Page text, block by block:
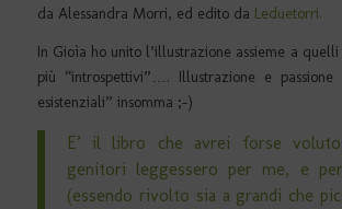
da Alessandra Morri, ed edito da Leduetorri.
In Gioìa ho unito l’illustrazione assieme a quelli
più “introspettivi”…. Illustrazione e passione
esistenziali” insomma ;-)
E’ il libro che avrei forse
genitori leggessero per me, e
(essendo rivolto sia a grandi che